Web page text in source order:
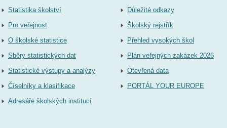
Statistika školství
Pro veřejnost
O školské statistice
Sběry statistických dat
Statistické výstupy a analýzy
Číselníky a klasifikace
Adresáře školských institucí
Důležité odkazy
Školský rejstřík
Přehled vysokých škol
Plán veřejných zakázek 2026
Otevřená data
PORTÁL YOUR EUROPE